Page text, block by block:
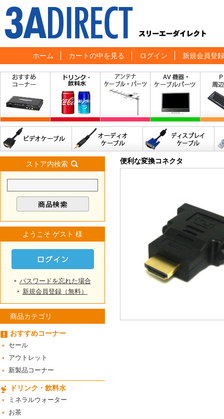
ホーム カートの中を見る ログイン 新規会員登録
ストア内検索
ようこそ ゲスト 様
パスワードを忘れた場合
新規会員登録（無料）
商品カテゴリ
おすすめコーナー
セール
アウトレット
新製品コーナー
ドリンク・飲料水
ミネラルウォーター
お茶
便利な変換コネクタ